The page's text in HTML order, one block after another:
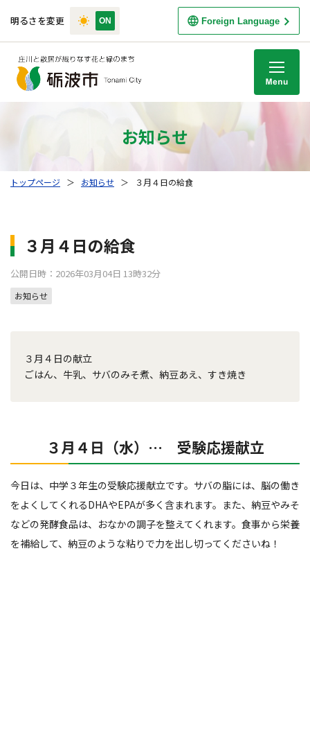
明るさを変更 Foreign Language
お知らせ
トップページ ＞ お知らせ ＞ ３月４日の給食
３月４日の給食
公開日時：2026年03月04日 13時32分
お知らせ
３月４日の献立
ごはん、牛乳、サバのみそ煮、納豆あえ、すき焼き
３月４日（水）… 受験応援献立
今日は、中学３年生の受験応援献立です。サバの脂には、脳の働き
をよくしてくれるDHAやEPAが多く含まれます。また、納豆やみそ
などの発酵食品は、おなかの調子を整えてくれます。食事から栄養
を補給して、納豆のような粘りで力を出し切ってくださいね！